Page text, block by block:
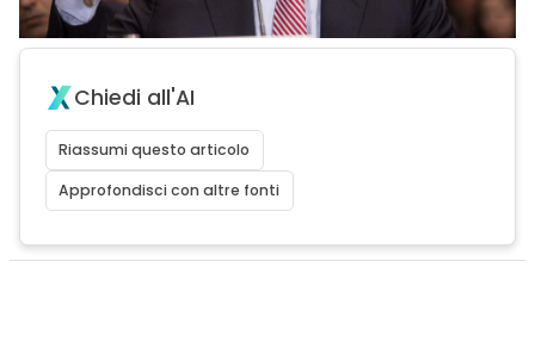
Chiedi all'AI
Riassumi questo articolo
Approfondisci con altre fonti